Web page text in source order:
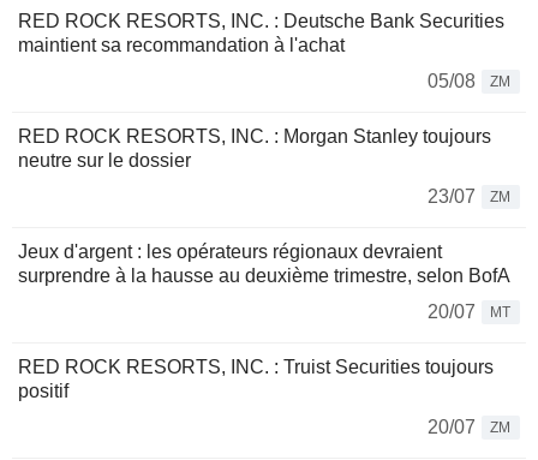
RED ROCK RESORTS, INC. : Deutsche Bank Securities
maintient sa recommandation à l'achat
05/08
ZM
RED ROCK RESORTS, INC. : Morgan Stanley toujours
neutre sur le dossier
23/07
ZM
Jeux d'argent : les opérateurs régionaux devraient
surprendre à la hausse au deuxième trimestre, selon BofA
20/07
MT
RED ROCK RESORTS, INC. : Truist Securities toujours
positif
20/07
ZM